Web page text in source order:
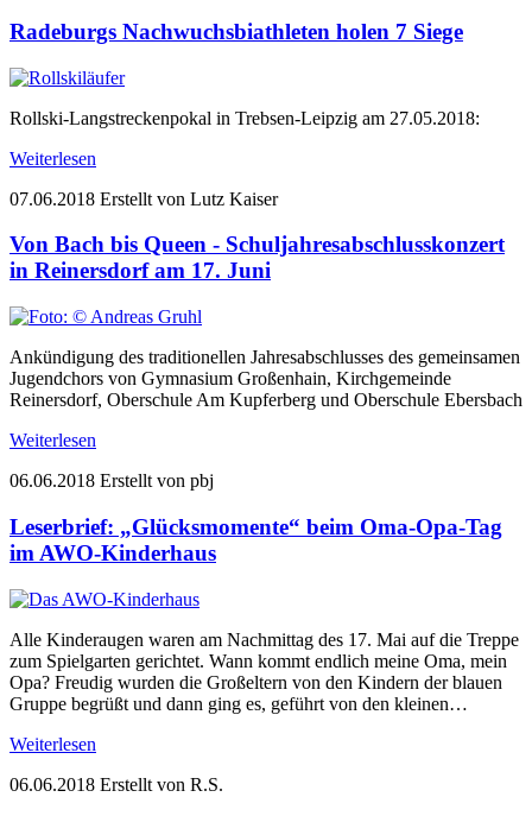
Radeburgs Nachwuchsbiathleten holen 7 Siege
Rollski-Langstreckenpokal in Trebsen-Leipzig am 27.05.2018:
Weiterlesen
07.06.2018 Erstellt von Lutz Kaiser
Von Bach bis Queen - Schuljahresabschlusskonzert
in Reinersdorf am 17. Juni
Ankündigung des traditionellen Jahresabschlusses des gemeinsamen
Jugendchors von Gymnasium Großenhain, Kirchgemeinde
Reinersdorf, Oberschule Am Kupferberg und Oberschule Ebersbach
Weiterlesen
06.06.2018 Erstellt von pbj
Leserbrief: „Glücksmomente“ beim Oma-Opa-Tag
im AWO-Kinderhaus
Alle Kinderaugen waren am Nachmittag des 17. Mai auf die Treppe
zum Spielgarten gerichtet. Wann kommt endlich meine Oma, mein
Opa? Freudig wurden die Großeltern von den Kindern der blauen
Gruppe begrüßt und dann ging es, geführt von den kleinen…
Weiterlesen
06.06.2018 Erstellt von R.S.